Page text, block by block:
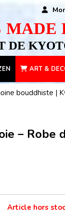
MADE
DE
ART &
bouddhiste |
– Robe
Article hors